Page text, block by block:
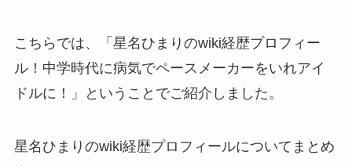
こちらでは、「星名ひまりのwiki経歴プロフィー
ル！中学時代に病気でペースメーカーをいれアイ
ドルに！」ということでご紹介しました。
星名ひまりのwiki経歴プロフィールについてまとめ